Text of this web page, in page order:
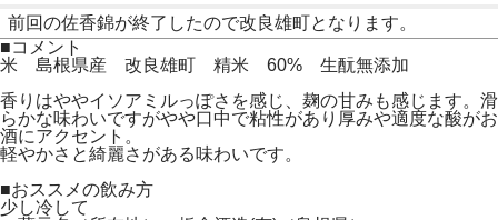
前回の佐香錦が終了したので改良雄町となります。
■コメント
米 島根県産 改良雄町 精米 60% 生酛無添加
香りはややイソアミルっぽさを感じ、麹の甘みも感じます。滑
らかな味わいですがやや口中で粘性があり厚みや適度な酸がお
酒にアクセント。
軽やかさと綺麗さがある味わいです。
■おススメの飲み方
少し冷して